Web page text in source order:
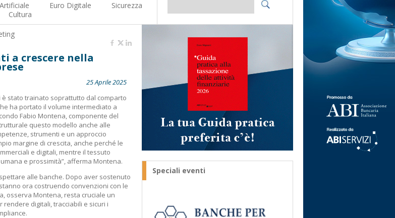
Euro Digitale
Sicurezza
Cultura
a crescere nella
25 Aprile 2025
stato trainato soprattutto dal comparto
ha portato il volume intermediato a
Fabio Montena, componente del
questo modello anche alle
strumenti e un approccio
margine di crescita, anche perché le
e digitali, mentre il tessuto
e prossimità”, afferma Montena.
alle banche. Dopo aver sostenuto
ora costruendo convenzioni con le
osserva Montena, resta cruciale un
digitali, tracciabili e sicuri i
Speciali eventi